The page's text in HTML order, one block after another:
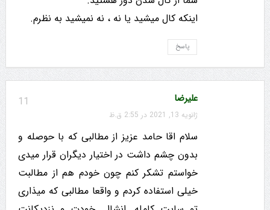
اینکه کال میشید یا نه ، نه نمیشید به نظرم.
پاسخ
11 علیرضا
ژانویه 13, 2021 در 2:55 ق.ظ
سلام اقا حامد عزیز از مطالبی که با حوصله و
بدون چشم داشت در اختیار دیگران قرار میدی
خواستم تشکر کنم چون خودم هم از مطالبت
خیلی استفاده کردم و واقعا مطالبی که میذاری